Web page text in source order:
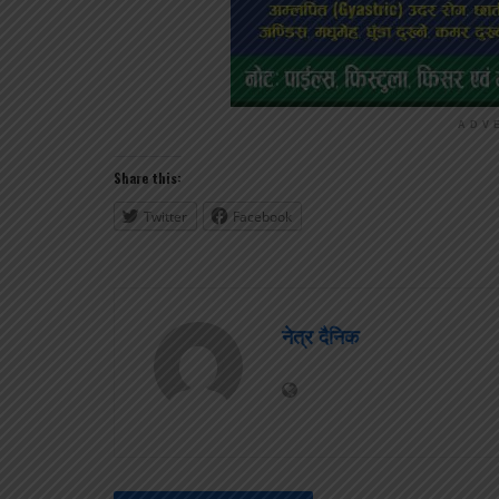
Share this:
Twitter Facebook
नेत्र दैनिक